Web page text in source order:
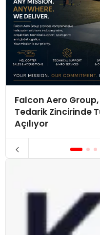
Falcon Aero Group,
Tedarik Zincirinde
Açılıyor